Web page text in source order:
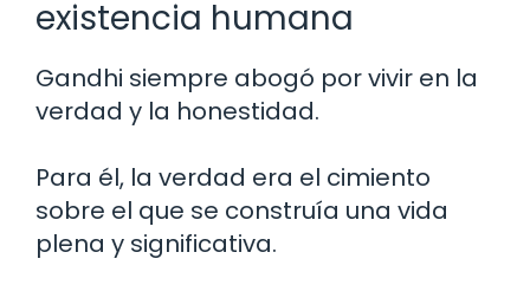
existencia humana
Gandhi siempre abogó por vivir en la
verdad y la honestidad.
Para él, la verdad era el cimiento
sobre el que se construía una vida
plena y significativa.